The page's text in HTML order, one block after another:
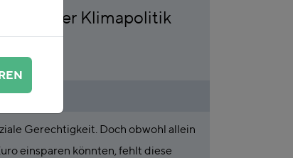
der Klimapolitik
Gerechtigkeit. Doch obwohl allein
einsparen könnten, fehlt diese